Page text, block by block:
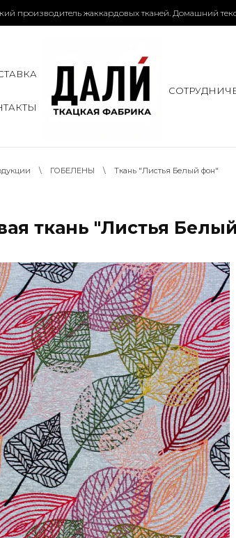
производитель жаккардовых тканей. Домашний
\ ГОБЕЛЕНЫ \ Ткань "Листья Белый фон"
ткань "Листья